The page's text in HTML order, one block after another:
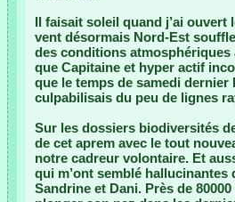
Il faisait soleil quand j’ai ouvert
vent désormais Nord-Est
des conditions
que Capitaine et hyper actif
que le temps de samedi
culpabilisais du peu de lignes
Sur les dossiers biodiversités
de cet aprem avec le tout
notre cadreur volontaire. Et
qui m’ont semblé
Sandrine et Dani. Près de